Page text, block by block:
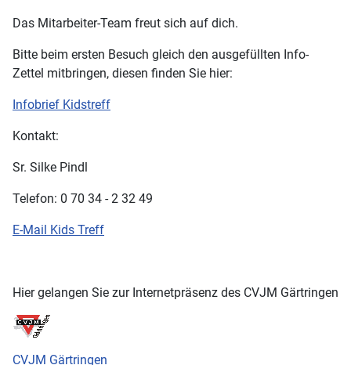
Das Mitarbeiter-Team freut sich auf dich.
Bitte beim ersten Besuch gleich den ausgefüllten Info-
Zettel mitbringen, diesen finden Sie hier:
Infobrief Kidstreff
Kontakt:
Sr. Silke Pindl
Telefon: 0 70 34 - 2 32 49
E-Mail Kids Treff
Hier gelangen Sie zur Internetpräsenz des CVJM Gärtringen
CVJM Gärtringen